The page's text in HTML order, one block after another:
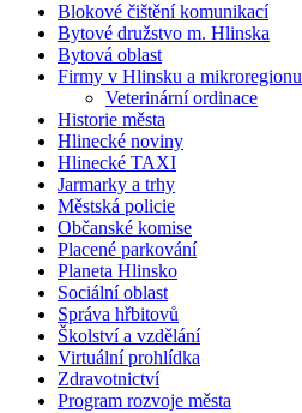
Blokové čištění komunikací
Bytové družstvo m. Hlinska
Bytová oblast
Firmy v Hlinsku a mikroregionu
Veterinární ordinace
Historie města
Hlinecké noviny
Hlinecké TAXI
Jarmarky a trhy
Městská policie
Občanské komise
Placené parkování
Planeta Hlinsko
Sociální oblast
Správa hřbitovů
Školství a vzdělání
Virtuální prohlídka
Zdravotnictví
Program rozvoje města